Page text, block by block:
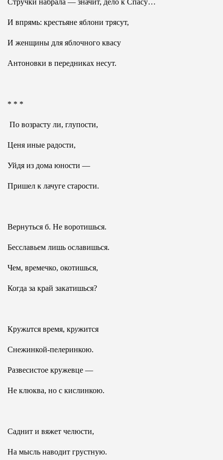
Стручки набрала — значит, дело к Спасу…
И впрямь: крестьяне яблони трясут,
И женщины для яблочного квасу
Антоновки в передниках несут.
* * *
По возрасту ли, глупости,
Ценя иные радости,
Уйдя из дома юности —
Пришел к лачуге старости.
Вернуться б. Не воротишься.
Бесславьем лишь ославишься.
Чем, времечко, окотишься,
Когда за край закатишься?
Кружится время, кружится
Снежинкой-пелеринкою.
Развесистое кружевце —
Не клюква, но с кислинкою.
Саднит и вяжет челюсти,
На мысль наводит грустную.